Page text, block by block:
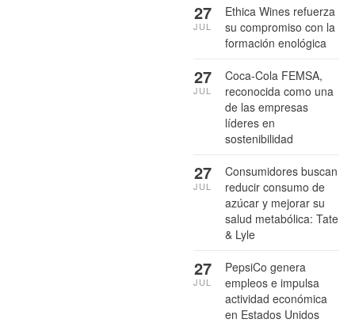
Ethica Wines refuerza
su compromiso con la
formación enológica
27
JUL
Coca-Cola FEMSA,
reconocida como una
de las empresas
líderes en
sostenibilidad
27
JUL
Consumidores buscan
reducir consumo de
azúcar y mejorar su
salud metabólica: Tate
& Lyle
27
JUL
PepsiCo genera
empleos e impulsa
actividad económica
en Estados Unidos
27
JUL